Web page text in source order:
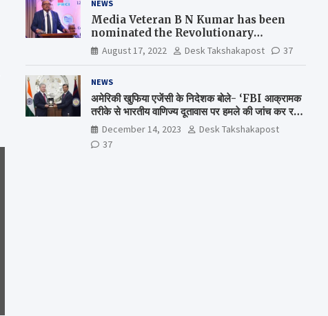
NEWS
Media Veteran B N Kumar has been
nominated the Revolutionary
Comrade Shiv Varma Media Award
2022-23
August 17, 2022 Desk Takshakapost 37
NEWS
अमेरिकी खुफिया एजेंसी के निदेशक बोले- ‘FBI आक्रामक
तरीके से भारतीय वाणिज्य दूतावास पर हमले की जांच कर रही
है’ December 14, 2023
Desk Takshakapost
37